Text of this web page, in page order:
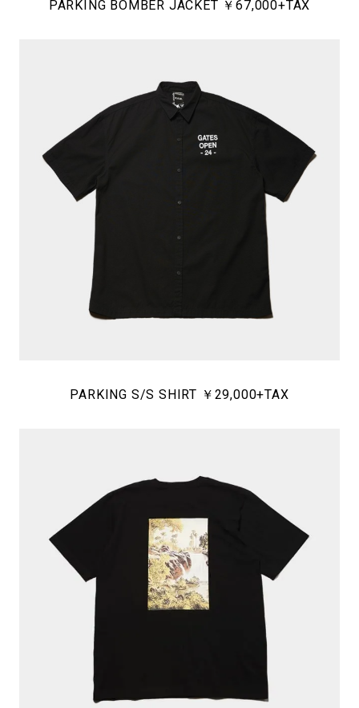
PARKING BOMBER JACKET ￥67,000+TAX
PARKING S/S SHIRT ￥29,000+TAX